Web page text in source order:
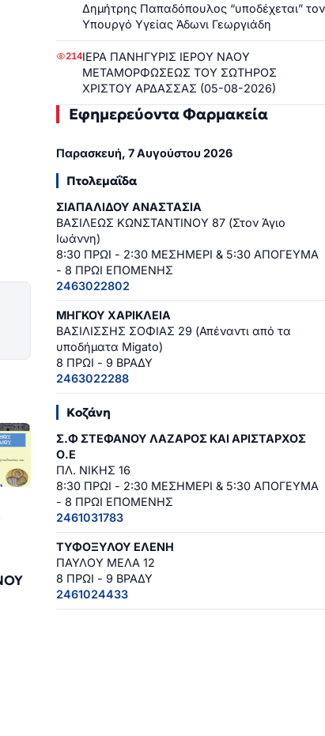
Δημήτρης Παπαδόπουλος “υποδέχεται” τον
Υπουργό Υγείας Άδωνι Γεωργιάδη
214ΙΕΡΑ ΠΑΝΗΓΥΡΙΣ ΙΕΡΟΥ ΝΑΟΥ
ΜΕΤΑΜΟΡΦΩΣΕΩΣ ΤΟΥ ΣΩΤΗΡΟΣ
ΧΡΙΣΤΟΥ ΑΡΔΑΣΣΑΣ (05-08-2026)
Εφημερεύοντα Φαρμακεία
Παρασκευή, 7 Αυγούστου 2026
Πτολεμαΐδα
ΣΙΑΠΑΛΙΔΟΥ ΑΝΑΣΤΑΣΙΑ
ΒΑΣΙΛΕΩΣ ΚΩΝΣΤΑΝΤΙΝΟΥ 87 (Στον Άγιο
Ιωάννη)
8:30 ΠΡΩΙ - 2:30 ΜΕΣΗΜΕΡΙ & 5:30 ΑΠΟΓΕΥΜΑ
- 8 ΠΡΩΙ ΕΠΟΜΕΝΗΣ
2463022802
ΜΗΓΚΟΥ ΧΑΡΙΚΛΕΙΑ
ΒΑΣΙΛΙΣΣΗΣ ΣΟΦΙΑΣ 29 (Απέναντι από τα
υποδήματα Migato)
8 ΠΡΩΙ - 9 ΒΡΑΔΥ
2463022288
Κοζάνη
Σ.Φ ΣΤΕΦΑΝΟΥ ΛΑΖΑΡΟΣ ΚΑΙ ΑΡΙΣΤΑΡΧΟΣ
Ο.Ε
ΠΛ. ΝΙΚΗΣ 16
8:30 ΠΡΩΙ - 2:30 ΜΕΣΗΜΕΡΙ & 5:30 ΑΠΟΓΕΥΜΑ
- 8 ΠΡΩΙ ΕΠΟΜΕΝΗΣ
2461031783
ΤΥΦΟΞΥΛΟΥ ΕΛΕΝΗ
ΠΑΥΛΟΥ ΜΕΛΑ 12
8 ΠΡΩΙ - 9 ΒΡΑΔΥ
2461024433